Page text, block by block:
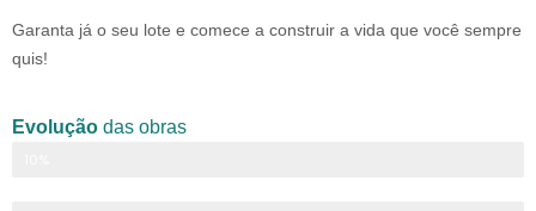
Garanta já o seu lote e comece a construir a vida que você sempre
quis!
Evolução das obras